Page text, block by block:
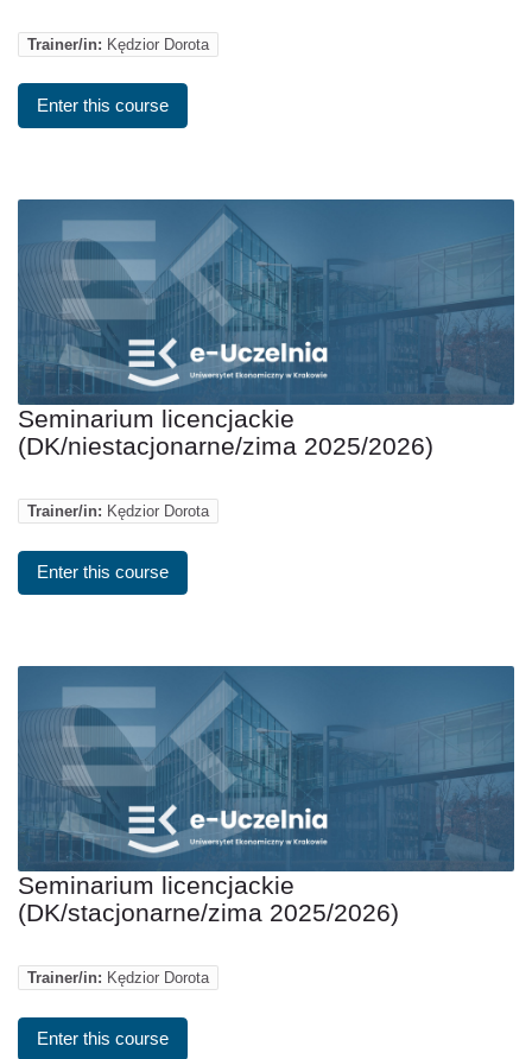
Trainer/in: Kędzior Dorota
Enter this course
Seminarium licencjackie
(DK/niestacjonarne/zima 2025/2026)
Trainer/in: Kędzior Dorota
Enter this course
Seminarium licencjackie
(DK/stacjonarne/zima 2025/2026)
Trainer/in: Kędzior Dorota
Enter this course